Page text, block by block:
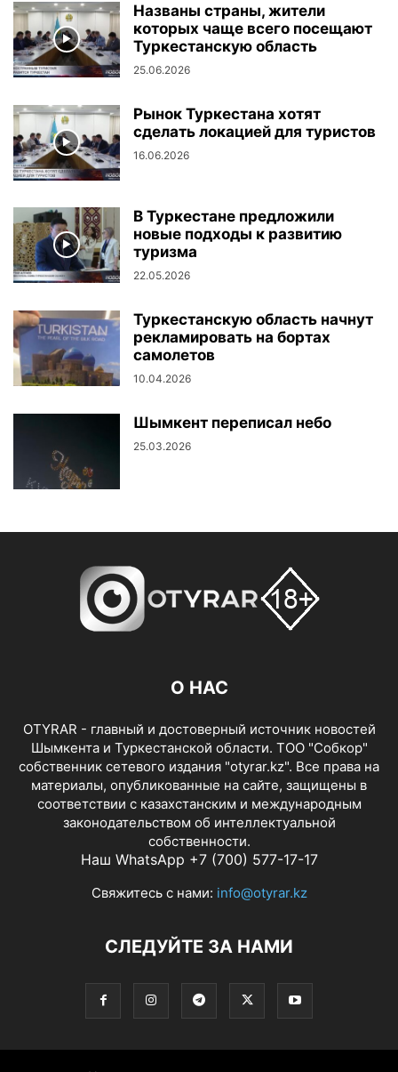
Названы страны, жители
которых чаще всего посещают
Туркестанскую область
25.06.2026
Рынок Туркестана хотят
сделать локацией для туристов
16.06.2026
В Туркестане предложили
новые подходы к развитию
туризма
22.05.2026
Туркестанскую область начнут
рекламировать на бортах
самолетов
10.04.2026
Шымкент переписал небо
25.03.2026
О НАС
OTYRAR - главный и достоверный источник новостей
Шымкента и Туркестанской области. ТОО "Собкор"
собственник сетевого издания "otyrar.kz". Все права на
материалы, опубликованные на сайте, защищены в
соответствии с казахстанским и международным
законодательством об интеллектуальной
собственности.
Наш WhatsApp +7 (700) 577-17-17
Свяжитесь с нами: info@otyrar.kz
СЛЕДУЙТЕ ЗА НАМИ